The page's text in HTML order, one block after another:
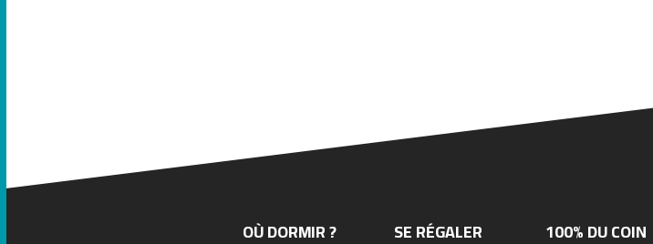
OÙ DORMIR ? SE RÉGALER 100% DU COIN